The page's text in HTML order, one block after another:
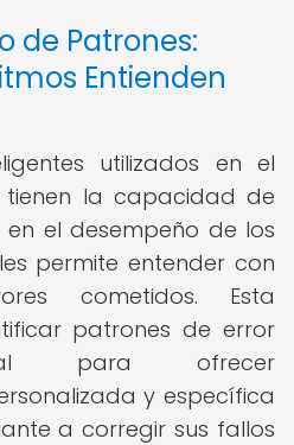
de Patrones:
Entienden
utilizados en el
la capacidad de
el desempeño de los
permite entender con
cometidos. Esta
patrones de error
para ofrecer
y específica
a corregir sus fallos